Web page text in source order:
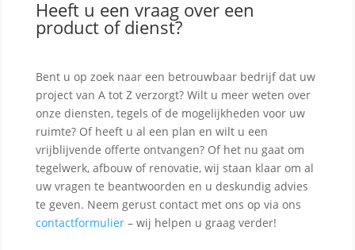
Heeft u een vraag over een
product of dienst?
Bent u op zoek naar een betrouwbaar bedrijf dat uw
project van A tot Z verzorgt? Wilt u meer weten over
onze diensten, tegels of de mogelijkheden voor uw
ruimte? Of heeft u al een plan en wilt u een
vrijblijvende offerte ontvangen? Of het nu gaat om
tegelwerk, afbouw of renovatie, wij staan klaar om al
uw vragen te beantwoorden en u deskundig advies
te geven. Neem gerust contact met ons op via ons
contactformulier– wij helpen u graag verder!